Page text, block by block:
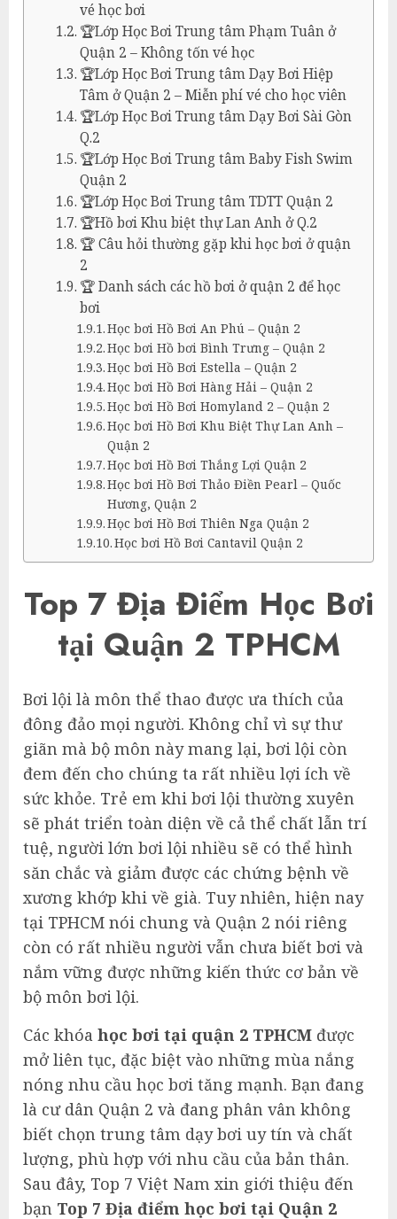
vé học bơi
🏆Lớp Học Bơi Trung tâm Phạm Tuân ở
Quận 2 – Không tốn vé học
🏆Lớp Học Bơi Trung tâm Dạy Bơi Hiệp
Tâm ở Quận 2 – Miễn phí vé cho học viên
🏆Lớp Học Bơi Trung tâm Dạy Bơi Sài Gòn
Q.2
🏆Lớp Học Bơi Trung tâm Baby Fish Swim
Quận 2
🏆Lớp Học Bơi Trung tâm TDTT Quận 2
🏆Hồ bơi Khu biệt thự Lan Anh ở Q.2
🏆 Câu hỏi thường gặp khi học bơi ở quận
2
🏆 Danh sách các hồ bơi ở quận 2 để học
bơi
Học bơi Hồ Bơi An Phú – Quận 2
Học bơi Hồ bơi Bình Trưng – Quận 2
Học bơi Hồ Bơi Estella – Quận 2
Học bơi Hồ Bơi Hàng Hải – Quận 2
Học bơi Hồ Bơi Homyland 2 – Quận 2
Học bơi Hồ Bơi Khu Biệt Thự Lan Anh –
Quận 2
Học bơi Hồ Bơi Thắng Lợi Quận 2
Học bơi Hồ Bơi Thảo Điền Pearl – Quốc
Hương, Quận 2
Học bơi Hồ Bơi Thiên Nga Quận 2
Học bơi Hồ Bơi Cantavil Quận 2
Top 7 Địa Điểm Học Bơi
tại Quận 2 TPHCM
Bơi lội là môn thể thao được ưa thích của
đông đảo mọi người. Không chỉ vì sự thư
giãn mà bộ môn này mang lại, bơi lội còn
đem đến cho chúng ta rất nhiều lợi ích về
sức khỏe. Trẻ em khi bơi lội thường xuyên
sẽ phát triển toàn diện về cả thể chất lẫn trí
tuệ, người lớn bơi lội nhiều sẽ có thể hình
săn chắc và giảm được các chứng bệnh về
xương khớp khi về già. Tuy nhiên, hiện nay
tại TPHCM nói chung và Quận 2 nói riêng
còn có rất nhiều người vẫn chưa biết bơi và
nắm vững được những kiến thức cơ bản về
bộ môn bơi lội.
Các khóa học bơi tại quận 2 TPHCM được
mở liên tục, đặc biệt vào những mùa nắng
nóng nhu cầu học bơi tăng mạnh. Bạn đang
là cư dân Quận 2 và đang phân vân không
biết chọn trung tâm dạy bơi uy tín và chất
lượng, phù hợp với nhu cầu của bản thân.
Sau đây, Top 7 Việt Nam xin giới thiệu đến
bạn Top 7 Địa điểm học bơi tại Quận 2